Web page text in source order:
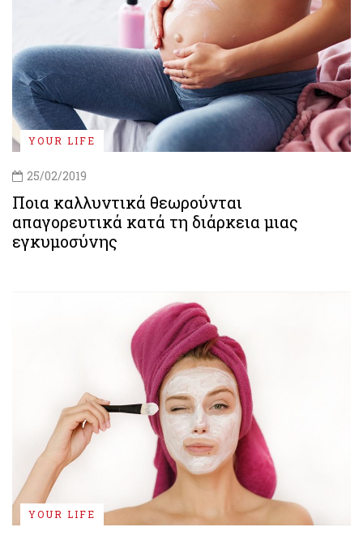
YOUR LIFE
25/02/2019
Ποια καλλυντικά θεωρούνται
απαγορευτικά κατά τη διάρκεια μιας
εγκυμοσύνης
YOUR LIFE